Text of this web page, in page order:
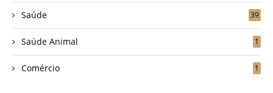
Saúde 39
Saúde Animal 1
Comércio 1